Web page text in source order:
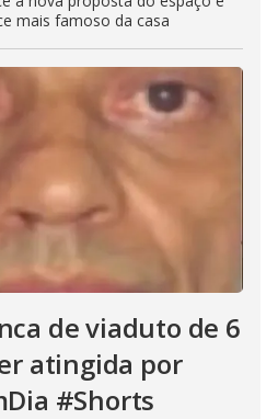
mais famoso da casa
de viaduto de 6
atingida por
#Shorts